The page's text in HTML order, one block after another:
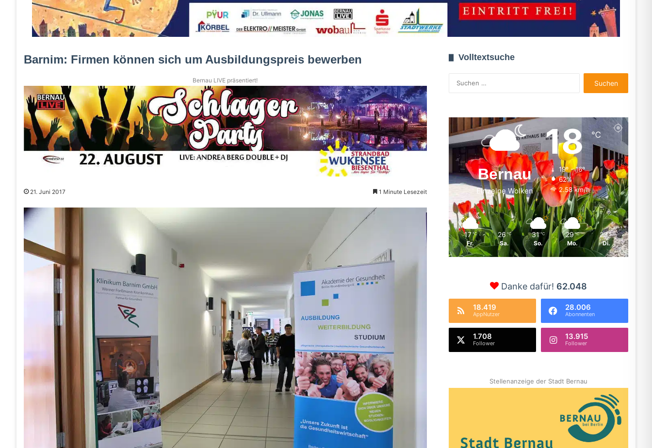
Barnim: Firmen können sich um Ausbildungspreis bewerben
Bernau LIVE präsentiert!
21. Juni 2017 1 Minute Lesezeit
Volltextsuche
nach:
Bernau
Einzelne Wolken
18℃
19º - 16º
62%
2.58 km/h
17 ℃
Fr.
26 ℃
Sa.
31 ℃
So.
29 ℃
Mo.
23 ℃
Di.
Danke dafür! 62.048
18.419
AppNutzer
28.006
Abonnenten
1.708
Follower
13.915
Follower
Stellenanzeige der Stadt Bernau